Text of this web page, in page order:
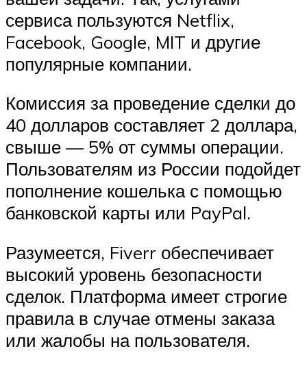
сервиса пользуются Netflix,
Facebook, Google, MIT и другие
популярные компании.
Комиссия за проведение сделки до
40 долларов составляет 2 доллара,
свыше — 5% от суммы операции.
Пользователям из России подойдет
пополнение кошелька с помощью
банковской карты или PayPal.
Разумеется, Fiverr обеспечивает
высокий уровень безопасности
сделок. Платформа имеет строгие
правила в случае отмены заказа
или жалобы на пользователя.